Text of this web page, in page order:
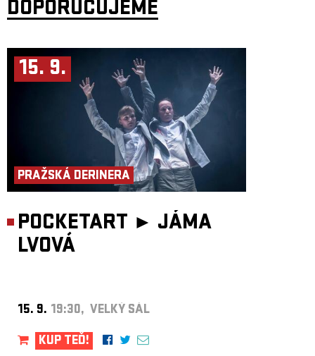
DOPORUČUJEME
15. 9.
PRAŽSKÁ DERINERA
POCKETART ► JÁMA
LVOVÁ
15. 9. 19:30, VELKÝ SÁL
KUP TEĎ!